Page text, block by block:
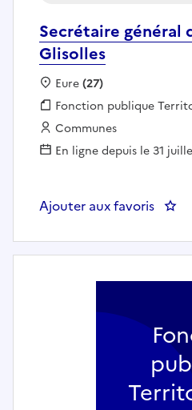
Secrétaire général
Glisolles
Localisation :
Eure(27)
Fonction publique :
Fonction publique
Employeur :
Communes
En ligne depuis le 31
Ajouter aux favoris :